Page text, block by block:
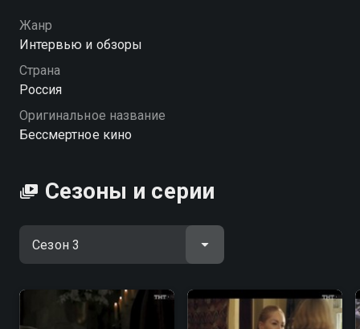
онлайн в хорошем качестве.
Посмотреть онлайн 3 сезон сериала Бессмертное
кино вы можете совершенно бесплатно в хорошем
Жанр
Интервью и обзоры
Страна
Россия
Оригинальное название
Бессмертное кино
Сезоны и серии